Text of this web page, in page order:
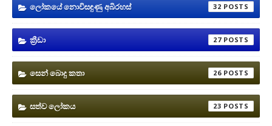
ලෝකයේ නොවිසඳුණු අබිරහස් 32
ක්‍රීඩා 27
සෙන් බොදු කතා 26
සත්ව ලෝකය 23